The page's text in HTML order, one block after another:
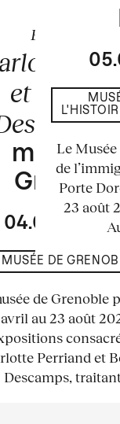
2026 se
Château
La Tour à
à
Exposition
et
musée
Grenoble
04.04
MUSÉE DE
de Grenoble
au 23 août
Perriand et
Descamps,
Le
de
Porte
23 août